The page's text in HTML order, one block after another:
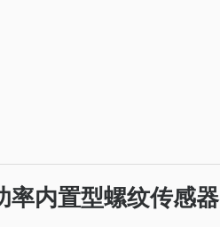
率内置型螺纹传感器